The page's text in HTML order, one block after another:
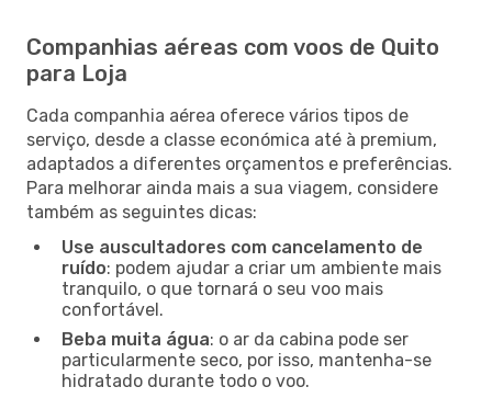
Companhias aéreas com voos de Quito
para Loja
Cada companhia aérea oferece vários tipos de
serviço, desde a classe económica até à premium,
adaptados a diferentes orçamentos e preferências.
Para melhorar ainda mais a sua viagem, considere
também as seguintes dicas:
Use auscultadores com cancelamento de
ruído: podem ajudar a criar um ambiente mais
tranquilo, o que tornará o seu voo mais
confortável.
Beba muita água: o ar da cabina pode ser
particularmente seco, por isso, mantenha-se
hidratado durante todo o voo.